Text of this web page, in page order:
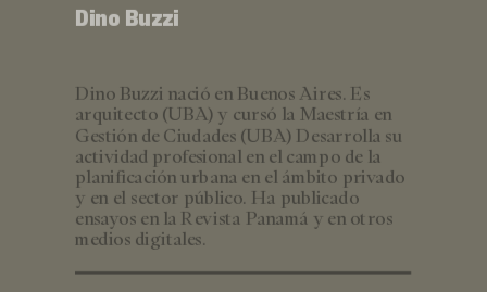
Dino Buzzi
Dino Buzzi nació en Buenos Aires. Es
arquitecto (UBA) y cursó la Maestría en
Gestión de Ciudades (UBA) Desarrolla su
actividad profesional en el campo de la
planificación urbana en el ámbito privado
y en el sector público. Ha publicado
ensayos en la Revista Panamá y en otros
medios digitales.